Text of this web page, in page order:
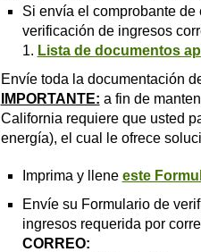
Si envía el comprobante
verificación de ingresos
1. Lista de documentos
Envíe toda la documentación
IMPORTANTE: a fin de
California requiere que usted
energía), el cual le ofrece
Imprima y llene este
Envíe su Formulario de
ingresos requerida por
CORREO: